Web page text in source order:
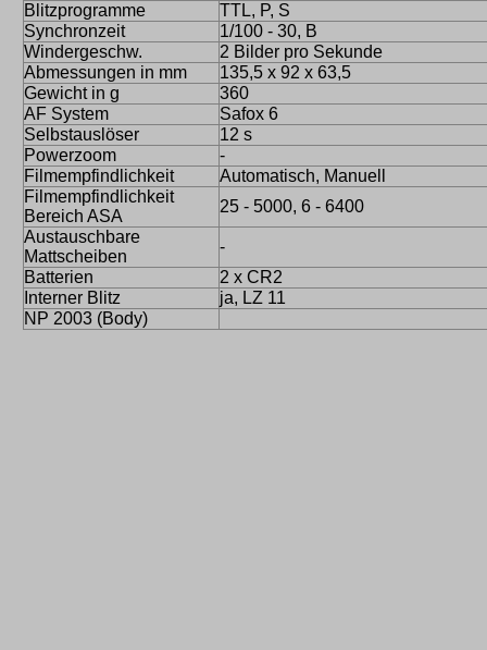
Blitzprogramme
TTL, P, S
Synchronzeit
1/100 - 30, B
Windergeschw.
2 Bilder pro Sekunde
Abmessungen in mm
135,5 x 92 x 63,5
Gewicht in g
360
AF System
Safox 6
Selbstauslöser
12 s
Powerzoom
-
Filmempfindlichkeit
Automatisch, Manuell
Filmempfindlichkeit
Bereich ASA
25 - 5000, 6 - 6400
Austauschbare
Mattscheiben
-
Batterien
2 x CR2
Interner Blitz
ja, LZ 11
NP 2003 (Body)